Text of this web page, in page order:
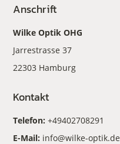
Anschrift
Wilke Optik OHG
Jarrestrasse 37
22303 Hamburg
Kontakt
Telefon:+49402708291
E-Mail: info@wilke-optik.de